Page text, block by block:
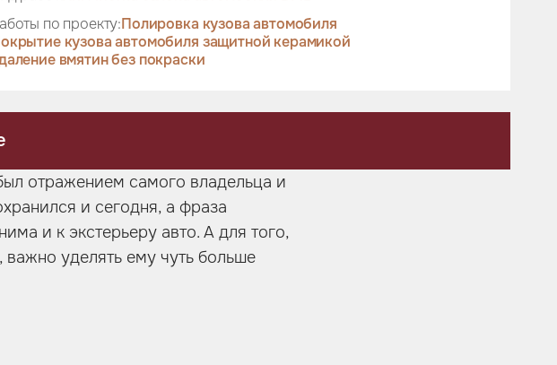
по проекту:Полировка кузова автомобиля
кузова автомобиля защитной керамикой
вмятин без покраски
отражением самого владельца и
и сегодня, а фраза
и к экстерьеру авто. А для того,
важно уделять ему чуть больше